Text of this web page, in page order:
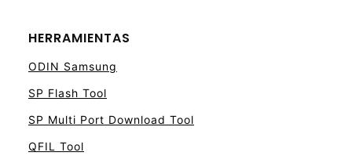
HERRAMIENTAS
ODIN Samsung
SP Flash Tool
SP Multi Port Download Tool
QFIL Tool